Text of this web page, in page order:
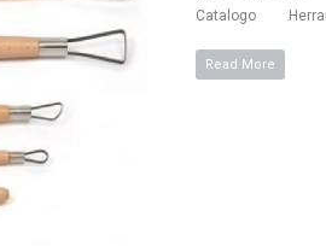
Catalogo
Read More